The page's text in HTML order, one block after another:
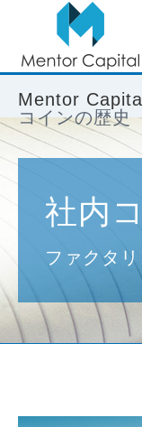
Mentor
コインの歴史
社内
ファクタ